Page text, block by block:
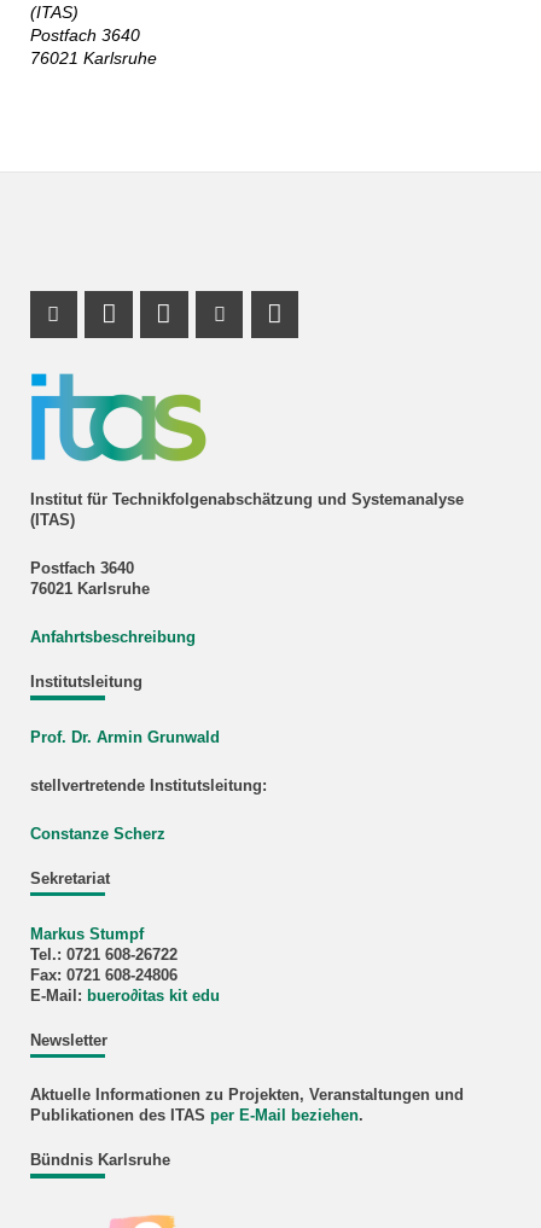
(ITAS)
Postfach 3640
76021 Karlsruhe
Institut für Technikfolgenabschätzung und Systemanalyse
(ITAS)
Postfach 3640
76021 Karlsruhe
Anfahrtsbeschreibung
Institutsleitung
Prof. Dr. Armin Grunwald
stellvertretende Institutsleitung:
Constanze Scherz
Sekretariat
Markus Stumpf
Tel.: 0721 608-26722
Fax: 0721 608-24806
E-Mail: buero∂itas kit edu
Newsletter
Aktuelle Informationen zu Projekten, Veranstaltungen und
Publikationen des ITAS per E-Mail beziehen.
Bündnis Karlsruhe
Instagram Profil
Profil Mastodon
LinkedIn Profil
Youtube Profil
RSS-Link